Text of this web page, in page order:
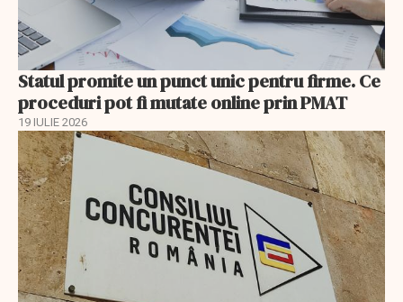
Statul promite un punct unic pentru firme. Ce
proceduri pot fi mutate online prin PMAT
19 IULIE 2026